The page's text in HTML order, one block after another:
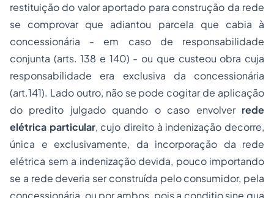
restituição do valor aportado para construção da rede
se comprovar que adiantou parcela que cabia à
concessionária - em caso de responsabilidade
conjunta (arts. 138 e 140) - ou que custeou obra cuja
responsabilidade era exclusiva da concessionária
(art.141). Lado outro, não se pode cogitar de aplicação
do predito julgado quando o caso envolver rede
elétrica particular, cujo direito à indenização decorre,
única e exclusivamente, da incorporação da rede
elétrica sem a indenização devida, pouco importando
se a rede deveria ser construída pelo consumidor, pela
concessionária, ou por ambos, pois a conditio sine qua